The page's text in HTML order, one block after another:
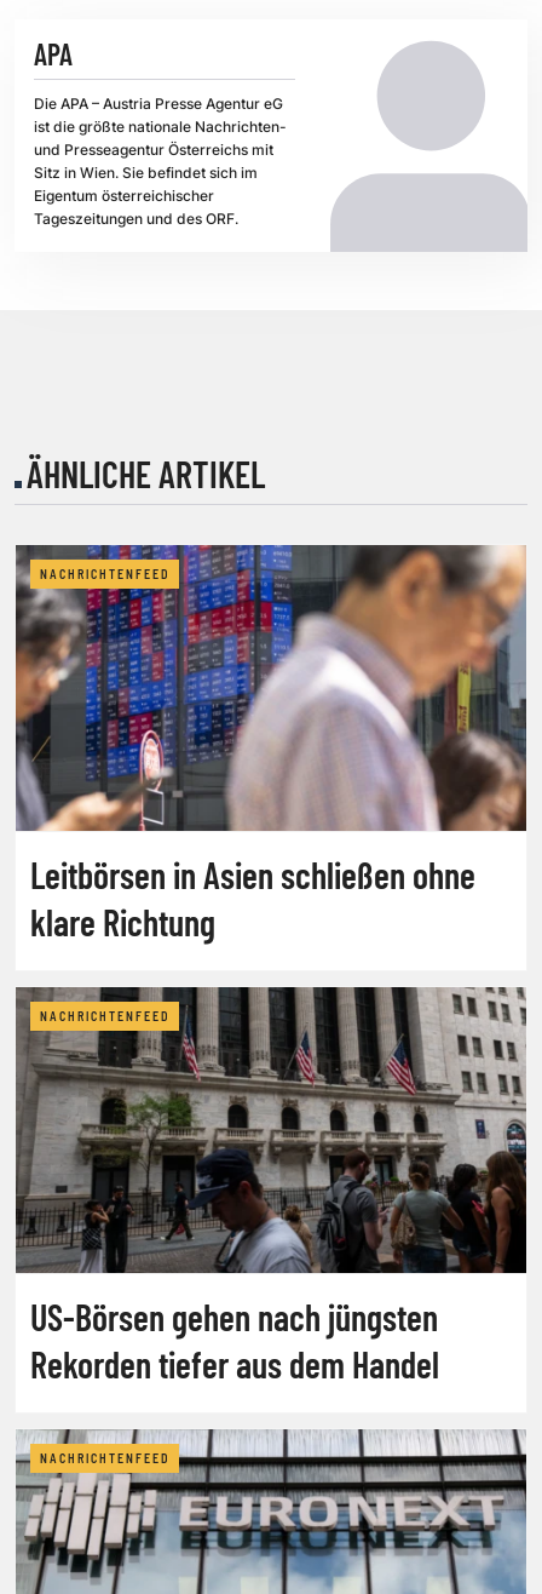
APA
Die APA – Austria Presse Agentur eG
ist die größte nationale Nachrichten-
und Presseagentur Österreichs mit
Sitz in Wien. Sie befindet sich im
Eigentum österreichischer
Tageszeitungen und des ORF.
ÄHNLICHE ARTIKEL
NACHRICHTENFEED
Leitbörsen in Asien schließen ohne
klare Richtung
NACHRICHTENFEED
US-Börsen gehen nach jüngsten
Rekorden tiefer aus dem Handel
NACHRICHTENFEED